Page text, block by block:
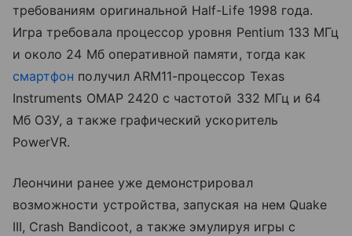
требованиям оригинальной Half-Life 1998 года.
Игра требовала процессор уровня Pentium 133 МГц
и около 24 Мб оперативной памяти, тогда как
смартфон получил ARM11-процессор Texas
Instruments OMAP 2420 с частотой 332 МГц и 64
Мб ОЗУ, а также графический ускоритель
PowerVR.
Леончини ранее уже демонстрировал
возможности устройства, запуская на нем Quake
III, Crash Bandicoot, а также эмулируя игры с